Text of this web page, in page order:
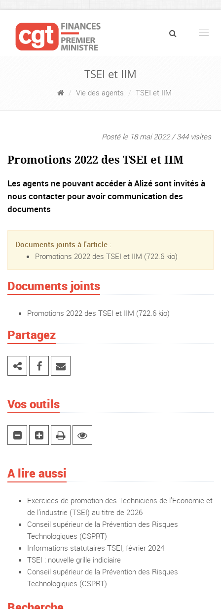
TSEI et IIM
Vie des agents TSEI et IIM
Posté le 18 mai 2022 / 344 visites
Promotions 2022 des TSEI et IIM
Les agents ne pouvant accéder à Alizé sont invités à
nous contacter pour avoir communication des
documents
Documents joints à l'article :
Promotions 2022 des TSEI et IIM (722.6 kio)
Documents joints
Promotions 2022 des TSEI et IIM (722.6 kio)
Partagez
Vos outils
A lire aussi
Exercices de promotion des Techniciens de l’Economie et
de l’industrie (TSEI) au titre de 2026
Conseil supérieur de la Prévention des Risques
Technologiques (CSPRT)
Informations statutaires TSEI, février 2024
TSEI : nouvelle grille indiciaire
Conseil supérieur de la Prévention des Risques
Technologiques (CSPRT)